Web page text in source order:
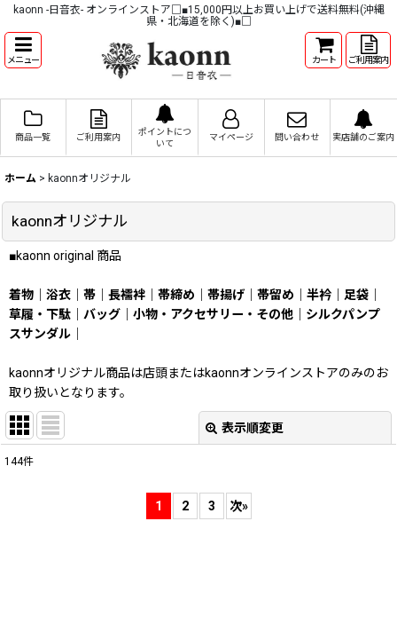
kaonn -日音衣- オンラインストア□■15,000円以上お買い上げで送料無料(沖縄
県・北海道を除く)■□
メニュー カート ご利用案内
商品一覧 ご利用案内
ポイントにつ
いて
マイページ 問い合わせ 実店舗のご案内
ホーム > kaonnオリジナル
kaonnオリジナル
■kaonn original 商品
着物 浴衣 帯 長襦袢 帯締め 帯揚げ 帯留め 半衿 足袋
草履・下駄
バッグ 小物・アクセサリー・その他
シルクパンプ
スサンダル
kaonnオリジナル商品は店頭またはkaonnオンラインストアのみのお
取り扱いとなります。
表示順変更
144件
1 2 3 次»